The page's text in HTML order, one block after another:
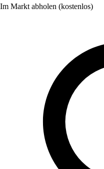
Im Markt abholen (kostenlos)